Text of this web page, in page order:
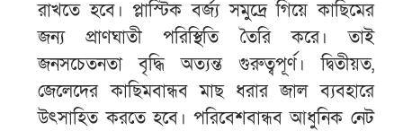
রাখতে হবে। প্লাস্টিক বর্জ্য সমুদ্রে গিয়ে কাছিমের
জন্য প্রাণঘাতী পরিস্থিতি তৈরি করে। তাই
জনসচেতনতা বৃদ্ধি অত্যন্ত গুরুত্বপূর্ণ। দ্বিতীয়ত,
জেলেদের কাছিমবান্ধব মাছ ধরার জাল ব্যবহারে
উৎসাহিত করতে হবে। পরিবেশবান্ধব আধুনিক নেট